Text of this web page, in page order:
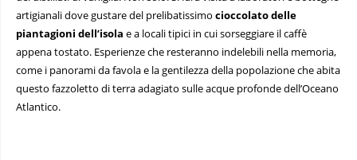
artigianali dove gustare del prelibatissimo cioccolato delle
piantagioni dell’isola e a locali tipici in cui sorseggiare il caffè
appena tostato. Esperienze che resteranno indelebili nella memoria,
come i panorami da favola e la gentilezza della popolazione che abita
questo fazzoletto di terra adagiato sulle acque profonde dell’Oceano
Atlantico.